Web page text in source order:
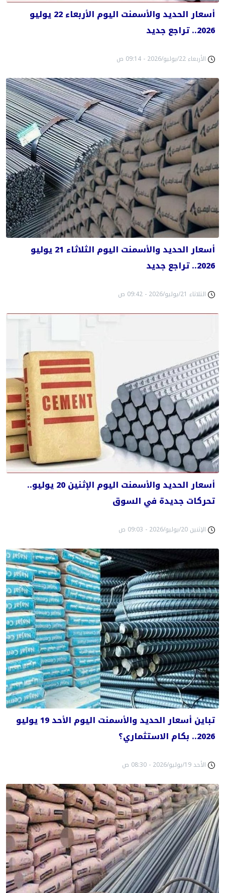
أسعار الحديد والأسمنت اليوم الأربعاء 22 يوليو
2026.. تراجع جديد
الأربعاء 22/يوليو/2026 - 09:14 ص
أسعار الحديد والأسمنت اليوم الثلاثاء 21 يوليو
2026.. تراجع جديد
الثلاثاء 21/يوليو/2026 - 09:42 ص
أسعار الحديد والأسمنت اليوم الإثنين 20 يوليو..
تحركات جديدة في السوق
الإثنين 20/يوليو/2026 - 09:03 ص
تباين أسعار الحديد والأسمنت اليوم الأحد 19 يوليو
2026.. بكام الاستثماري؟
الأحد 19/يوليو/2026 - 08:30 ص